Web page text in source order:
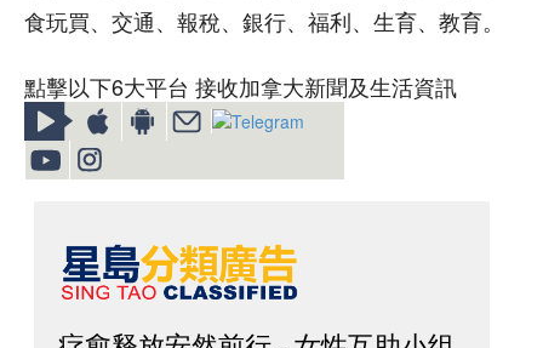
食玩買、交通、報稅、銀行、福利、生育、教育。
點擊以下6大平台 接收加拿大新聞及生活資訊